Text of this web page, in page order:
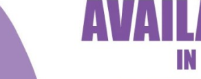
C.Richards – P.Kaderabek,
A.Kramaric